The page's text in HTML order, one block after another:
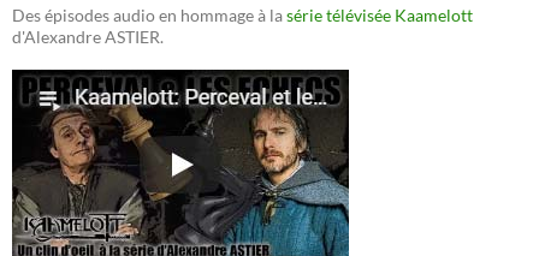
Des épisodes audio en hommage à lasérie télévisée Kaamelott
d'Alexandre ASTIER.